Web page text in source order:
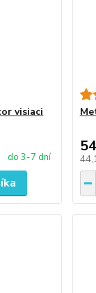
visiaci
do 3-7 dní